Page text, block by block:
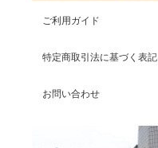
ご利用ガイド
特定商取引法に基づく表記
お問い合わせ